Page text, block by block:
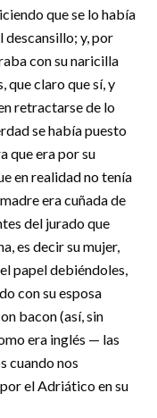
que se lo había
descansillo; y, por
con su naricilla
que claro que sí, y
retractarse de lo
se había puesto
que era por su
en realidad no tenía
era cuñada de
del jurado que
es decir su mujer,
papel debiéndoles,
con su esposa
bacon (así, sin
era inglés — las
cuando nos
el Adriático en su